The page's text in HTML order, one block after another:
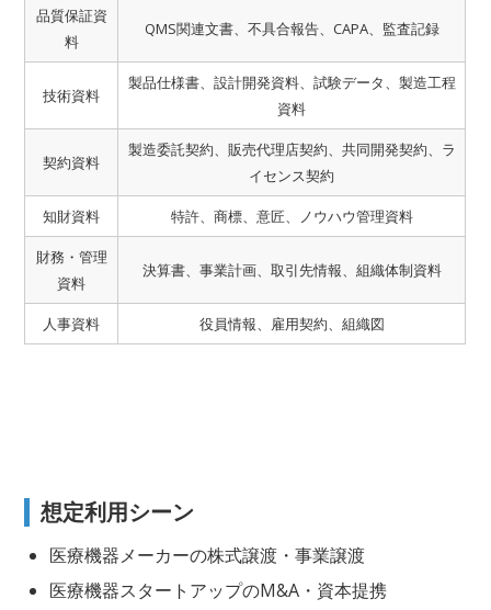
品質保証資
料
QMS関連文書、不具合報告、CAPA、監査記録
技術資料
製品仕様書、設計開発資料、試験データ、製造工程
資料
契約資料
製造委託契約、販売代理店契約、共同開発契約、ラ
イセンス契約
知財資料 特許、商標、意匠、ノウハウ管理資料
財務・管理
資料
決算書、事業計画、取引先情報、組織体制資料
人事資料 役員情報、雇用契約、組織図
想定利用シーン
医療機器メーカーの株式譲渡・事業譲渡
医療機器スタートアップのM&A・資本提携